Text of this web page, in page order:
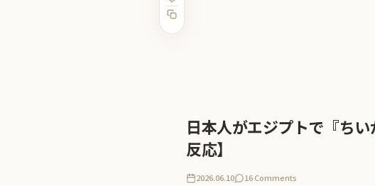
日本人がエジプトで『ち
反応】
2026.06.10 16 Comments